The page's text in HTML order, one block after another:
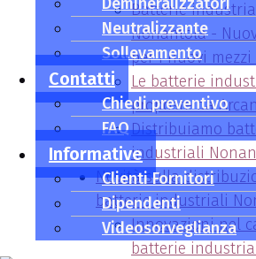
Neutralizzante
Sollevamento
Contatti
Chiedi preventivo
FAQ
Informative
Clienti Fornitori
Dipendenti
Videosorveglianza
Batterie
Nonantola -
per i nuovi mezzi
Le batterie
proposte da
Distribuiamo
industriali
Novità sulla
batterie industriali
Innovazioni nel
batterie